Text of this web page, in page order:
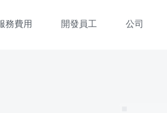
務費用 開發員工 公司